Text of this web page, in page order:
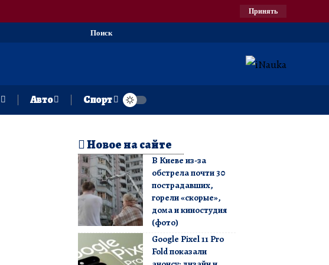
Принять
Поиск
Авто Спорт
Новое на сайте
В Киеве из-за
обстрела почти 30
пострадавших,
горели «скорые»,
дома и киностудия
(фото)
Google Pixel 11 Pro
Fold показали